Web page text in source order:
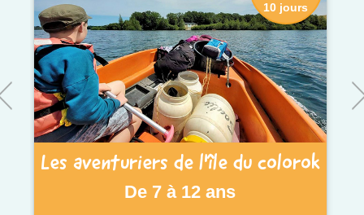
Les aventuriers de l'île du colorok
De 7 à 12 ans
10 jours